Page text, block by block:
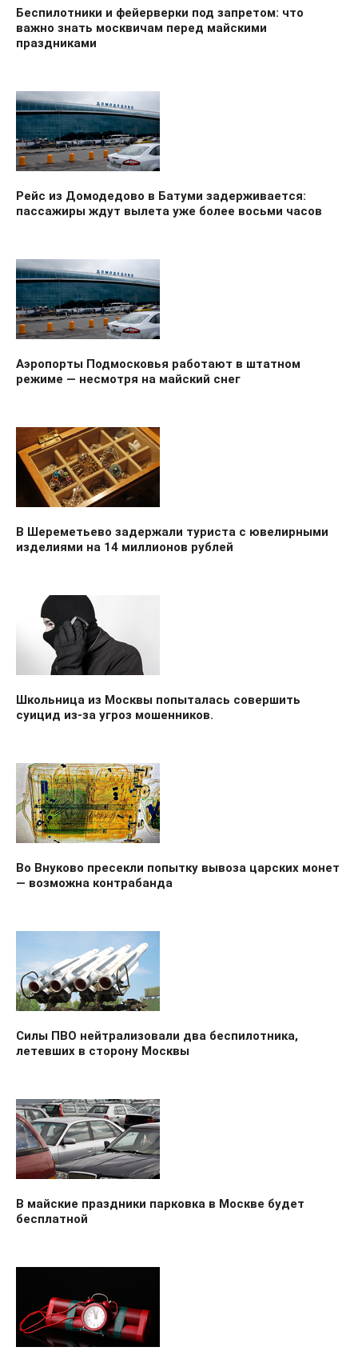
Беспилотники и фейерверки под запретом: что
важно знать москвичам перед майскими
праздниками
Рейс из Домодедово в Батуми задерживается:
пассажиры ждут вылета уже более восьми часов
Аэропорты Подмосковья работают в штатном
режиме — несмотря на майский снег
В Шереметьево задержали туриста с ювелирными
изделиями на 14 миллионов рублей
Школьница из Москвы попыталась совершить
суицид из-за угроз мошенников.
Во Внуково пресекли попытку вывоза царских монет
— возможна контрабанда
Силы ПВО нейтрализовали два беспилотника,
летевших в сторону Москвы
В майские праздники парковка в Москве будет
бесплатной